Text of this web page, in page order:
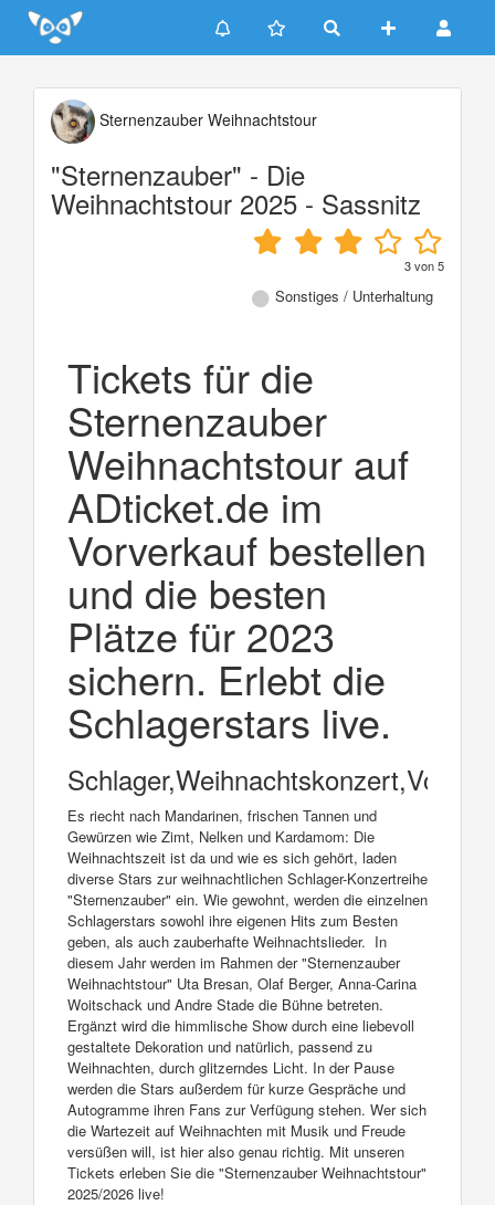
Update cookies preferences
Sternenzauber Weihnachtstour
"Sternenzauber" - Die
Weihnachtstour 2025 - Sassnitz
3von5
Sonstiges / Unterhaltung
Tickets für die
Sternenzauber
Weihnachtstour auf
ADticket.de im
Vorverkauf bestellen
und die besten
Plätze für 2023
sichern. Erlebt die
Schlagerstars live.
Es riecht nach Mandarinen, frischen Tannen und
Gewürzen wie Zimt, Nelken und Kardamom: Die
Weihnachtszeit ist da und wie es sich gehört, laden
diverse Stars zur weihnachtlichen Schlager-Konzertreihe
"Sternenzauber" ein. Wie gewohnt, werden die einzelnen
Schlagerstars sowohl ihre eigenen Hits zum Besten
geben, als auch zauberhafte Weihnachtslieder. In
diesem Jahr werden im Rahmen der "Sternenzauber
Weihnachtstour" Uta Bresan, Olaf Berger, Anna-Carina
Woitschack und Andre Stade die Bühne betreten.
Ergänzt wird die himmlische Show durch eine liebevoll
gestaltete Dekoration und natürlich, passend zu
Weihnachten, durch glitzerndes Licht. In der Pause
werden die Stars außerdem für kurze Gespräche und
Autogramme ihren Fans zur Verfügung stehen. Wer sich
die Wartezeit auf Weihnachten mit Musik und Freude
versüßen will, ist hier also genau richtig. Mit unseren
Tickets erleben Sie die "Sternenzauber Weihnachtstour"
2025/2026 live!